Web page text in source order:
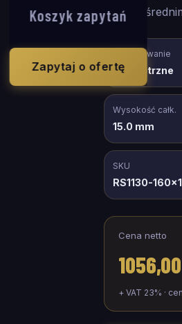
Koszyk zapytań
Zapytaj o ofertę
niskim i
Zastosowanie
wewnętrzne
Wysokość całk.
15.0 mm
SKU
RS1130-
Cena netto
+ VAT 23% ·